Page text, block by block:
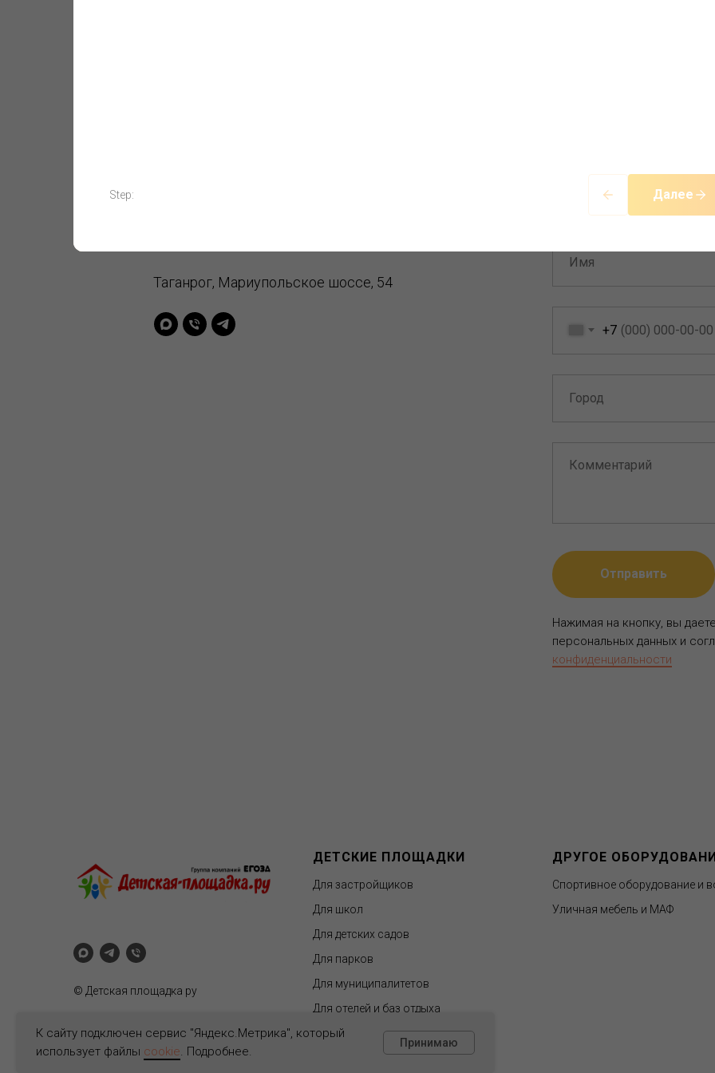
К сайту подключен сервис "Яндекс.Метрика", который
использует файлы cookie. Подробнее.
Принимаю
Step: Далее
Таганрог, Мариупольское шоссе, 54
+7
Отправить
Нажимая на кнопку, вы
персональных данных и
конфиденциальности
© Детская площадка ру
ДЕТСКИЕ ПЛОЩАДКИ
Для застройщиков
Для школ
Для детских садов
Для парков
Для муниципалитетов
Для отелей и баз отдыха
ДРУГОЕ
Спортивное оборудование и
Уличная мебель и МАФ